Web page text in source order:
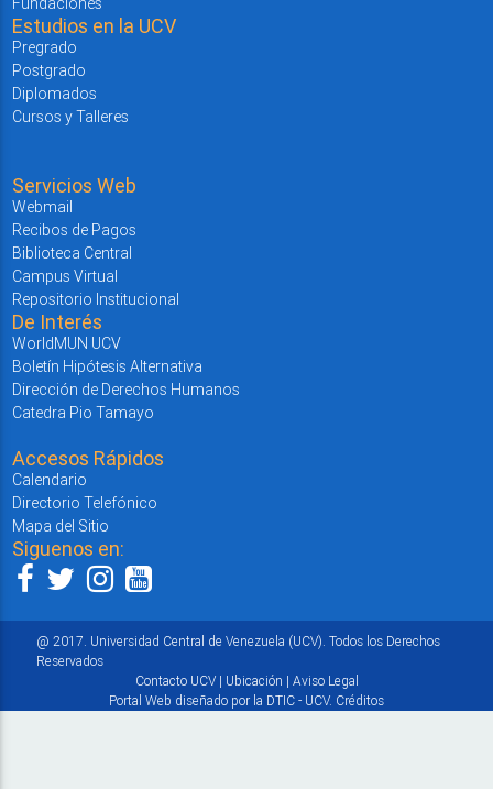
Estudios en la UCV
Pregrado
Postgrado
Diplomados
Cursos y Talleres
Servicios Web
Webmail
Recibos de Pagos
Biblioteca Central
Campus Virtual
Repositorio Institucional
De Interés
WorldMUN UCV
Boletín Hipótesis Alternativa
Dirección de Derechos Humanos
Catedra Pio Tamayo
Accesos Rápidos
Calendario
Directorio Telefónico
Mapa del Sitio
Siguenos en:
@ 2017. Universidad Central de Venezuela (UCV). Todos los Derechos
Reservados
Contacto UCV| Ubicación | Aviso Legal
Portal Web diseñado por la DTIC - UCV. Créditos